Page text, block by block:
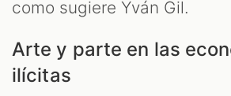
como sugiere Yván Gil.
Arte y parte en las
ilícitas